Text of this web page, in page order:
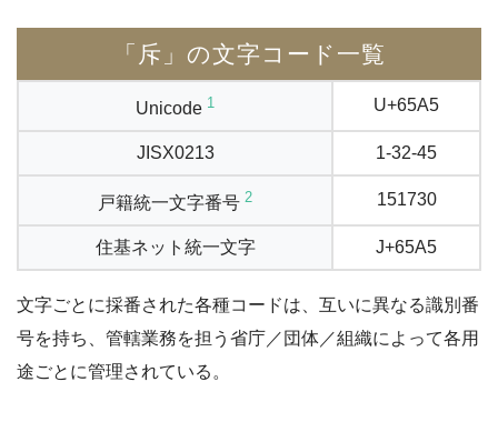
「斥」の文字コード一覧
Unicode 1 U+65A5
JISX0213 1-32-45
戸籍統一文字番号 2 151730
住基ネット統一文字 J+65A5
文字ごとに採番された各種コードは、互いに異なる識別番
号を持ち、管轄業務を担う省庁／団体／組織によって各用
途ごとに管理されている。